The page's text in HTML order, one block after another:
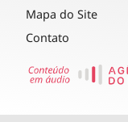
Mapa do Site
Contato